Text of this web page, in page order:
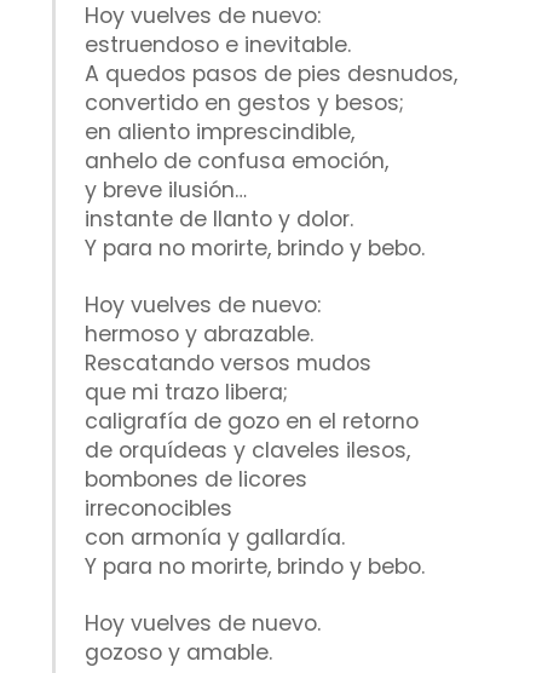
Hoy vuelves de nuevo:
estruendoso e inevitable.
A quedos pasos de pies desnudos,
convertido en gestos y besos;
en aliento imprescindible,
anhelo de confusa emoción,
y breve ilusión…
instante de llanto y dolor.
Y para no morirte, brindo y bebo.
Hoy vuelves de nuevo:
hermoso y abrazable.
Rescatando versos mudos
que mi trazo libera;
caligrafía de gozo en el retorno
de orquídeas y claveles ilesos,
bombones de licores
irreconocibles
con armonía y gallardía.
Y para no morirte, brindo y bebo.
Hoy vuelves de nuevo.
gozoso y amable.